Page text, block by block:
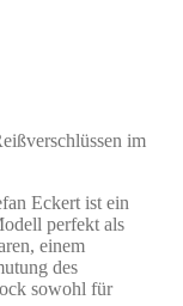
im
Eckert ist ein
perfekt als
einem
des
sowohl für